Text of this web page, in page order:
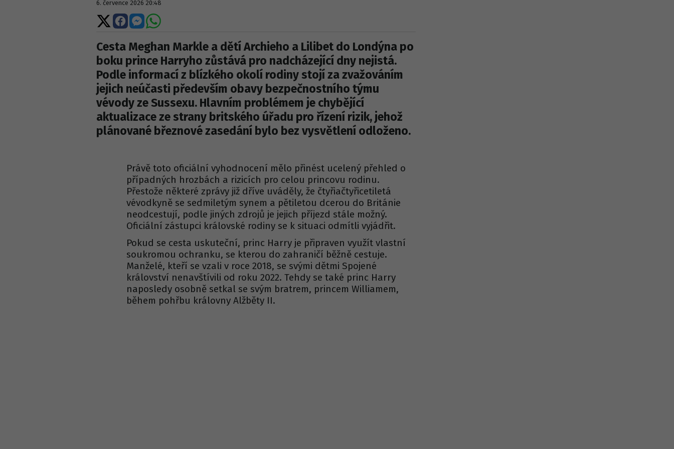
6. července 2026 20:48
Sdílet
na
Sdílet
na
Sdílet
na
Sdílet
Cesta Meghan Markle a dětí Archieho a Lilibet do Londýna po
boku prince Harryho zůstává pro nadcházející dny nejistá.
Podle informací z blízkého okolí rodiny stojí za zvažováním
jejich neúčasti především obavy bezpečnostního týmu
vévody ze Sussexu. Hlavním problémem je chybějící
aktualizace ze strany britského úřadu pro řízení rizik, jehož
plánované březnové zasedání bylo bez vysvětlení odloženo.
Právě toto oficiální vyhodnocení mělo přinést ucelený přehled o
případných hrozbách a rizicích pro celou princovu rodinu.
Přestože některé zprávy již dříve uváděly, že čtyřiačtyřicetiletá
vévodkyně se sedmiletým synem a pětiletou dcerou do Británie
neodcestují, podle jiných zdrojů je jejich příjezd stále možný.
Oficiální zástupci královské rodiny se k situaci odmítli vyjádřit.
Pokud se cesta uskuteční, princ Harry je připraven využít vlastní
soukromou ochranku, se kterou do zahraničí běžně cestuje.
Manželé, kteří se vzali v roce 2018, se svými dětmi Spojené
království nenavštívili od roku 2022. Tehdy se také princ Harry
naposledy osobně setkal se svým bratrem, princem Williamem,
během pohřbu královny Alžběty II.